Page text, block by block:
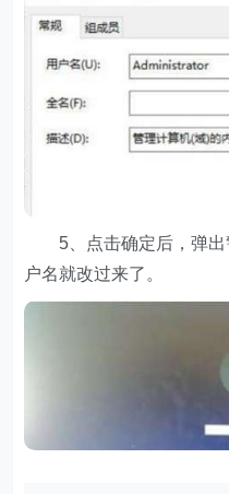
5、点击确定后，弹出
户名就改过来了。